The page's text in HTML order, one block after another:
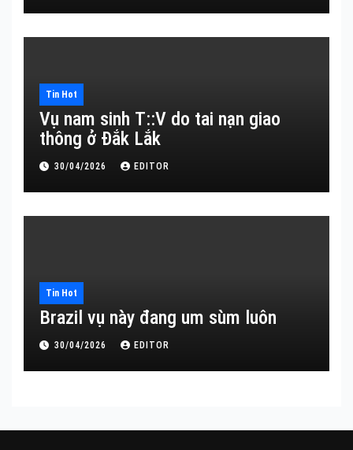
Tin Hot
Vụ nam sinh T::V do tai nạn giao
thông ở Đắk Lắk
30/04/2026 EDITOR
Tin Hot
Brazil vụ này đang um sùm luôn
30/04/2026 EDITOR